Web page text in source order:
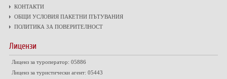
КОНТАКТИ
ОБЩИ УСЛОВИЯ ПАКЕТНИ ПЪТУВАНИЯ
ПОЛИТИКА ЗА ПОВЕРИТЕЛНОСТ
Лицензи
Лиценз за туроператор: 05886
Лиценз за туристически агент: 05443